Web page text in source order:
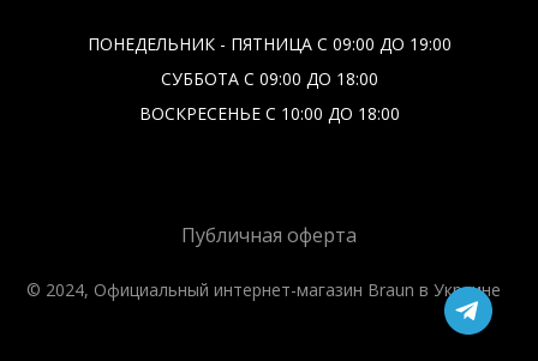
ПОНЕДЕЛЬНИК - ПЯТНИЦА С 09:00 ДО 19:00
СУББОТА С 09:00 ДО 18:00
ВОСКРЕСЕНЬЕ С 10:00 ДО 18:00
Публичная оферта
© 2024, Официальный интернет-магазин Braun в Украине